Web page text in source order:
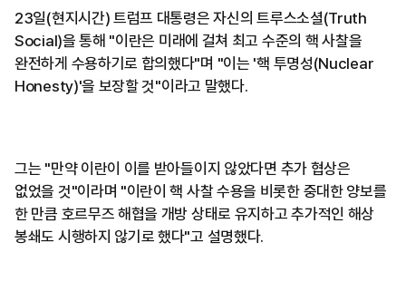
23일(현지시간) 트럼프 대통령은 자신의 트루스소셜(Truth
Social)을 통해 "이란은 미래에 걸쳐 최고 수준의 핵 사찰을
완전하게 수용하기로 합의했다"며 "이는 '핵 투명성(Nuclear
Honesty)'을 보장할 것"이라고 말했다.
그는 "만약 이란이 이를 받아들이지 않았다면 추가 협상은
없었을 것"이라며 "이란이 핵 사찰 수용을 비롯한 중대한 양보를
한 만큼 호르무즈 해협을 개방 상태로 유지하고 추가적인 해상
봉쇄도 시행하지 않기로 했다"고 설명했다.